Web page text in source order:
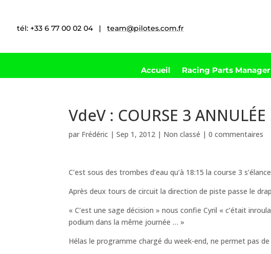
tél: +33 6 77 00 02 04 | team@pilotes.com.fr
Accueil Racing Parts Manager
VdeV : COURSE 3
par Frédéric |Sep 1, 2012 | Non classé |0 commentaires
C’est sous des trombes d’eau qu’à 18:15 la course 3
Après deux tours de circuit la direction de piste passe le
« C’est une sage décision » nous confie Cyril « c’était
podium dans la même journée … »
Hélas le programme chargé du week-end, ne permet pas